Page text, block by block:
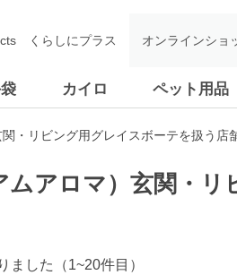
カイロ ペット用品
くらしにプラス オンラインショ
・リビング用グレイスボーテを扱う店
アロマ）玄関・リ
ました （1~20件目）